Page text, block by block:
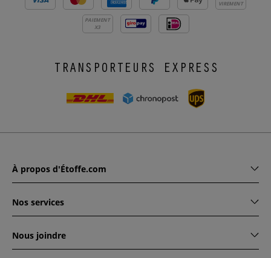
VIREMENT
PAIEMENT
X3
TRANSPORTEURS EXPRESS
À propos d'Étoffe.com
Nos services
Nous joindre